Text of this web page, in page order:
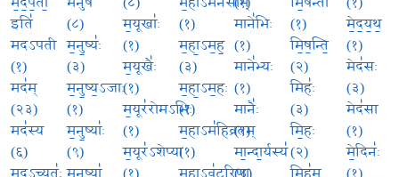
इति॑
मदऽपती
(१)
मद॑म्
(२३)
मद॑स्य
(६)
म॒द॒ऽच्युतः॑
(८)
म॒नु॒ष्यः॑
(३)
म॒नु॒ष्य॒ऽजाः
(१)
म॒नु॒ष्याः॑
(९)
म॒नु॒ष्या॑
म॒यूखाः॑
(१)
म॒यूखैः॑
(१)
म॒यूर॑रोमऽभिः
(१)
म॒यूर॑ऽशेप्या
(१)
(१)
म॒हा॒ऽम॒ह॒
(३)
म॒हा॒ऽम॒हः
(१)
म॒हाऽम॑हिव्रतम्
(१)
म॒हाऽव॑टूरिणा
माने॑भिः
(१)
माने॑भ्यः
(१)
मानैः॑
(१)
मा॒न्दा॒र्यस्य॑
(४)
(१)
मि॒ष॒न्ति॒
(२)
मिहः॑
(३)
मि॒हः
(२)
मिह॑म्
मे॒द॒य॒थ॒
(१)
मेद॑सः
(३)
मेद॑सा
(१)
मे॒दिनः॑
(१)